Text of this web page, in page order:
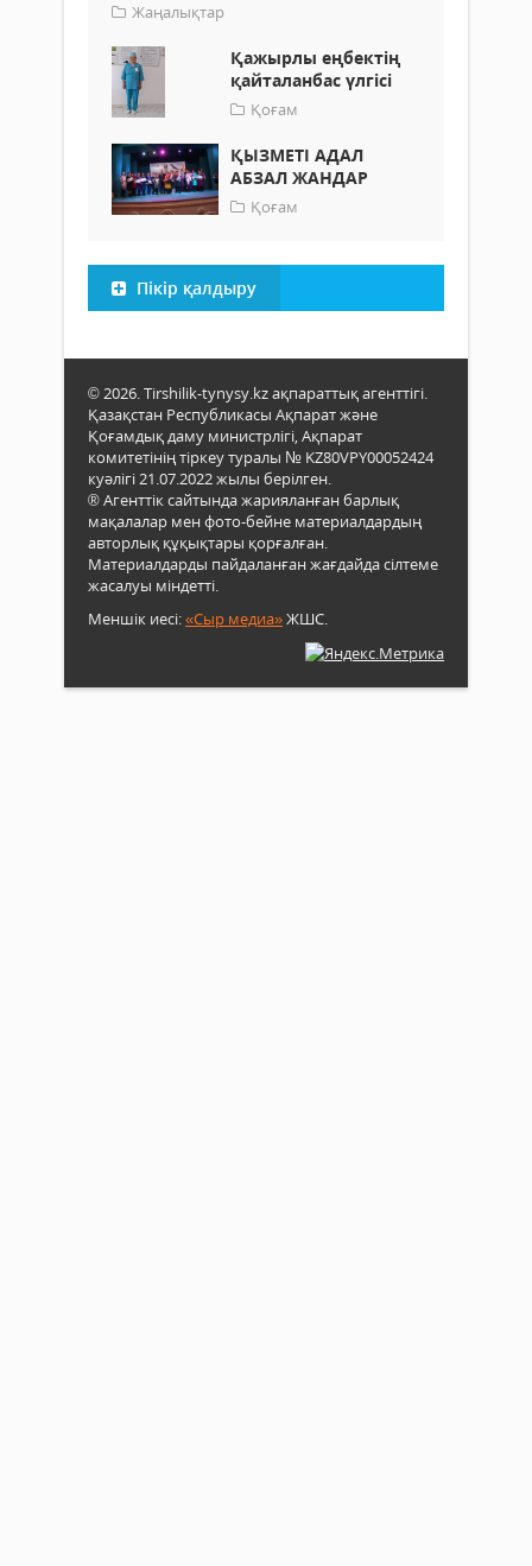
Жаңалықтар
Қажырлы еңбектің
қайталанбас үлгісі
Қоғам
ҚЫЗМЕТІ АДАЛ
АБЗАЛ ЖАНДАР
Қоғам
Пікір қалдыру
© 2026. Tirshilik-tynysy.kz ақпараттық агенттігі.
Қазақстан Республикасы Ақпарат және
Қоғамдық даму министрлігі, Ақпарат
комитетінің тіркеу туралы № KZ80VPY00052424
куәлігі 21.07.2022 жылы берілген.
® Агенттік сайтында жарияланған барлық
мақалалар мен фото-бейне материалдардың
авторлық құқықтары қорғалған.
Материалдарды пайдаланған жағдайда сілтеме
жасалуы міндетті.
Меншік иесі:«Сыр медиа»ЖШС.